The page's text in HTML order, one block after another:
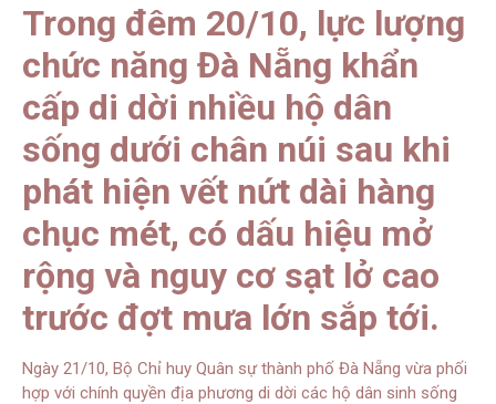
Trong đêm 20/10, lực lượng
chức năng Đà Nẵng khẩn
cấp di dời nhiều hộ dân
sống dưới chân núi sau khi
phát hiện vết nứt dài hàng
chục mét, có dấu hiệu mở
rộng và nguy cơ sạt lở cao
trước đợt mưa lớn sắp tới.
Ngày 21/10, Bộ Chỉ huy Quân sự thành phố Đà Nẵng vừa phối
hợp với chính quyền địa phương di dời các hộ dân sinh sống